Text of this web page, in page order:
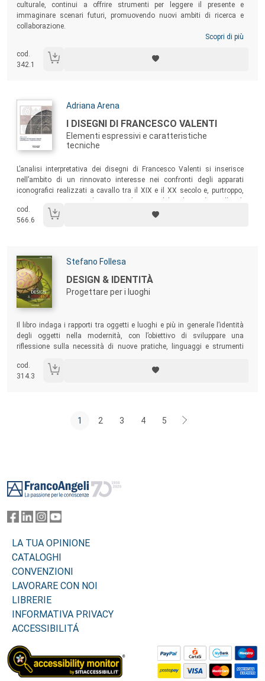
culturale, continui a offrire strumenti per leggere il presente e
immaginare scenari futuri, promuovendo nuovi ambiti di ricerca e
collaborazione.
Scopri di più
cod.
342.1
Autori:
Adriana Arena
Titolo:
I DISEGNI DI FRANCESCO VALENTI
Elementi espressivi e caratteristiche
tecniche
Sommario:
L’analisi interpretativa dei disegni di Francesco Valenti si inserisce
nell’ambito di un rinnovato interesse nei confronti degli apparati
iconografici realizzati a cavallo tra il XIX e il XX secolo e, purtroppo,
dimostrare l’importanza di tali documenti che testimoniano il modo di
rappresentare tipico dell’epoca relativamente ai contenuti sia tecnici
cod.
566.6
Autori:
Stefano Follesa
Titolo:
DESIGN & IDENTITÀ
Progettare per i luoghi
Il libro indaga i rapporti tra oggetti e luoghi e più in generale l’identità
degli oggetti nella modernità, con l’obiettivo di sviluppare una
riflessione sulla necessità di nuove pratiche, linguaggi e strumenti
saper fare dei nostri territori.
cod.
314.3
1 2 3 4 5
LA TUA OPINIONE
CATALOGHI
CONVENZIONI
LAVORARE CON NOI
LIBRERIE
INFORMATIVA PRIVACY
ACCESSIBILITÁ